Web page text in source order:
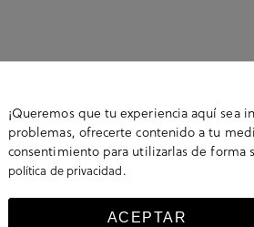
Cierre con velcro. La plantilla no es extraible.
¡Queremos que tu experiencia aquí sea
problemas, ofrecerte contenido a tu
consentimiento para utilizarlas de forma
política de privacidad.
ACEPTAR